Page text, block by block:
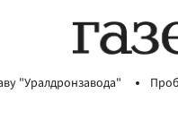
"Уралдронзавода"